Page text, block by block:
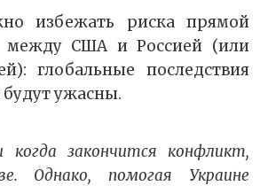
избежать риска прямой
между США и Россией (или
глобальные последствия
ужасны.
закончится конфликт,
Однако, помогая Украине